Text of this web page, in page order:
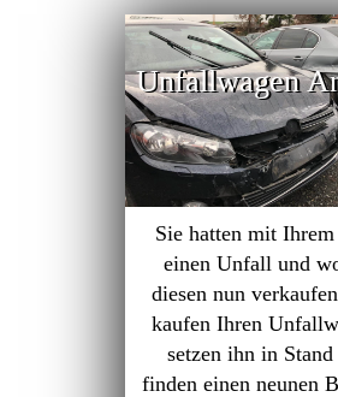
Unfallwagen
Sie hatten mit
einen Unfall und
diesen nun
kaufen Ihren
setzen ihn in
finden einen neunen